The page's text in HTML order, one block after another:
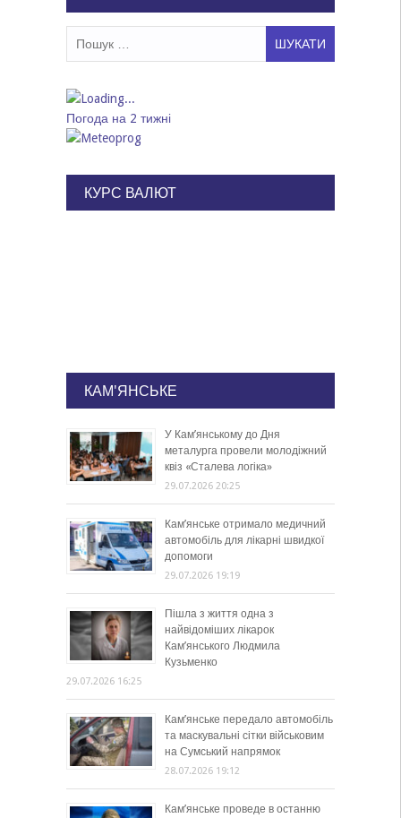
Погода на 2 тижні
КУРС ВАЛЮТ
КАМ'ЯНСЬКЕ
У Кам’янському до Дня
металурга провели молодіжний
квіз «Сталева логіка»
29.07.2026 20:25
Кам’янське отримало медичний
автомобіль для лікарні швидкої
допомоги
29.07.2026 19:19
Пішла з життя одна з
найвідоміших лікарок
Кам’янського Людмила
Кузьменко
29.07.2026 16:25
Кам’янське передало автомобіль
та маскувальні сітки військовим
на Сумський напрямок
28.07.2026 19:12
Кам’янське проведе в останню